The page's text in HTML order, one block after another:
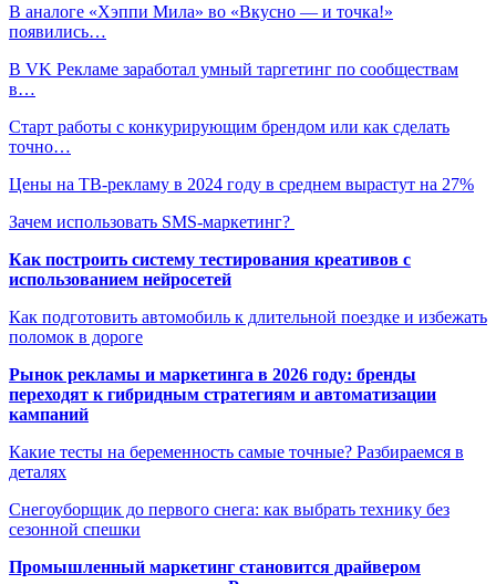
В аналоге «Хэппи Мила» во «Вкусно — и точка!»
появились…
В VK Рекламе заработал умный таргетинг по сообществам
в…
Старт работы с конкурирующим брендом или как сделать
точно…
Цены на ТВ-рекламу в 2024 году в среднем вырастут на 27%
Зачем использовать SMS-маркетинг?
Как построить систему тестирования креативов с
использованием нейросетей
Как подготовить автомобиль к длительной поездке и избежать
поломок в дороге
Рынок рекламы и маркетинга в 2026 году: бренды
переходят к гибридным стратегиям и автоматизации
кампаний
Какие тесты на беременность самые точные? Разбираемся в
деталях
Снегоуборщик до первого снега: как выбрать технику без
сезонной спешки
Промышленный маркетинг становится драйвером